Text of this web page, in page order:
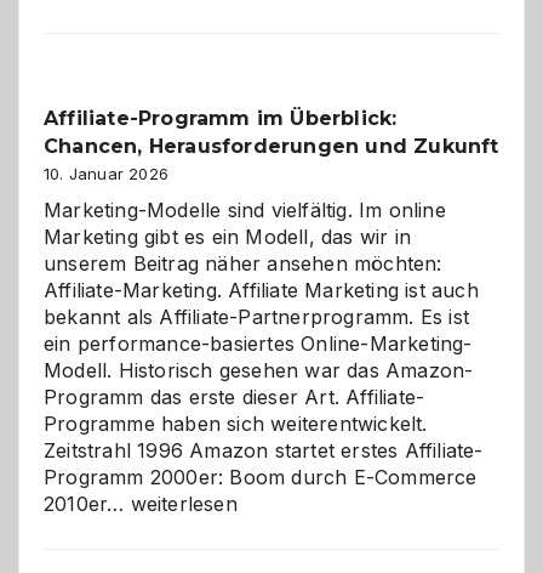
Affiliate-Programm im Überblick:
Chancen, Herausforderungen und Zukunft
10. Januar 2026
Marketing-Modelle sind vielfältig. Im online
Marketing gibt es ein Modell, das wir in
unserem Beitrag näher ansehen möchten:
Affiliate-Marketing. Affiliate Marketing ist auch
bekannt als Affiliate-Partnerprogramm. Es ist
ein performance-basiertes Online-Marketing-
Modell. Historisch gesehen war das Amazon-
Programm das erste dieser Art. Affiliate-
Programme haben sich weiterentwickelt.
Zeitstrahl 1996 Amazon startet erstes Affiliate-
Programm 2000er: Boom durch E-Commerce
2010er… Affiliate-
weiterlesen